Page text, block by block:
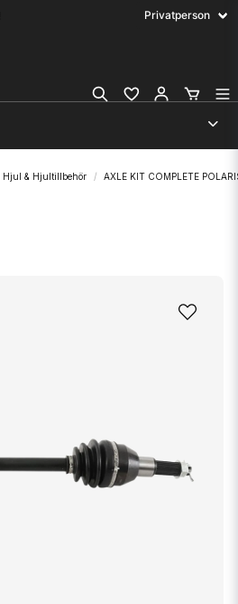
Hjul & Hjultillbehör AXLE KIT COMPLETE